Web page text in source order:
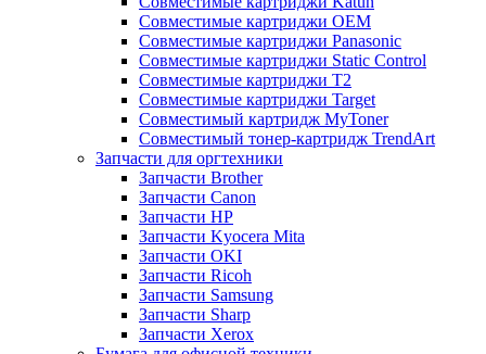
Совместимые картриджи OEM
Совместимые картриджи Panasonic
Совместимые картриджи Static Control
Совместимые картриджи T2
Совместимые картриджи Target
Совместимый картридж MyToner
Совместимый тонер-картридж TrendArt
Запчасти для оргтехники
Запчасти Brother
Запчасти Canon
Запчасти HP
Запчасти Kyocera Mita
Запчасти OKI
Запчасти Ricoh
Запчасти Samsung
Запчасти Sharp
Запчасти Xerox